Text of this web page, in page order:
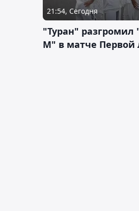
21:54, Сегодня
"Туран" разгромил
М" в матче Первой